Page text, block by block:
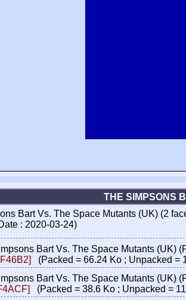
THE SIMPSONS
Bart Vs. The Space Mutants (UK) (2
: 2020-03-24)
Bart Vs. The Space Mutants (UK)
(Packed = 66.24 Ko ; Unpacked =
Bart Vs. The Space Mutants (UK)
(Packed = 38.6 Ko ; Unpacked =